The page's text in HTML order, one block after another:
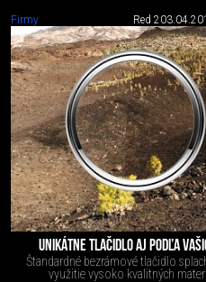
Firmy Red 2
UNIKÁTNE TLAČIDLO AJ PODĽA
Štandardné bezrámové tlačidlo
využitie vysoko kvalitných